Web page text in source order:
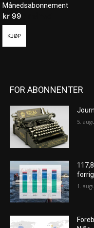
Månedsabonnement
kr 99
KJØP
FOR ABONNENTER
5.
1.